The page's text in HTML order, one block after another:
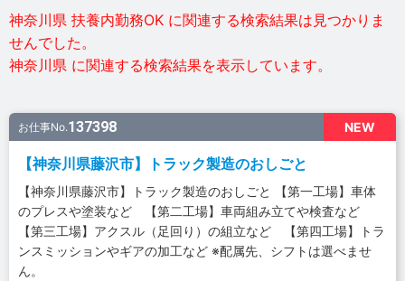
神奈川県 扶養内勤務OK に関連する検索結果は見つかりま
せんでした。
神奈川県 に関連する検索結果を表示しています。
NEW
お仕事No.137398
【神奈川県藤沢市】トラック製造のおしごと
【神奈川県藤沢市】トラック製造のおしごと 【第一工場】車体
のプレスや塗装など 【第二工場】車両組み立てや検査など
【第三工場】アクスル（足回り）の組立など 【第四工場】トラ
ンスミッションやギアの加工など ※配属先、シフトは選べませ
ん。